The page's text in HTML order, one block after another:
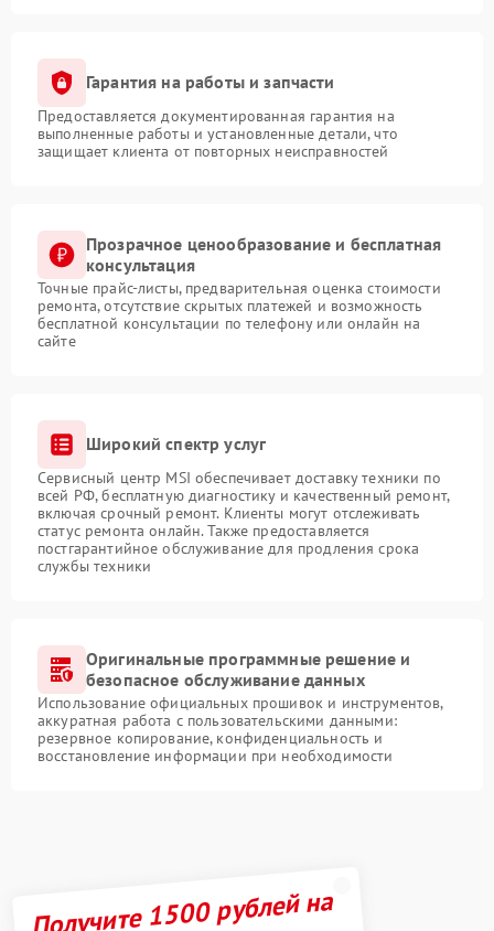
Гарантия на работы и запчасти
Предоставляется документированная гарантия на
выполненные работы и установленные детали, что
защищает клиента от повторных неисправностей
Прозрачное ценообразование и бесплатная
консультация
Точные прайс-листы, предварительная оценка стоимости
ремонта, отсутствие скрытых платежей и возможность
бесплатной консультации по телефону или онлайн на
сайте
Широкий спектр услуг
Сервисный центр MSI обеспечивает доставку техники по
всей РФ, бесплатную диагностику и качественный ремонт,
включая срочный ремонт. Клиенты могут отслеживать
статус ремонта онлайн. Также предоставляется
постгарантийное обслуживание для продления срока
службы техники
Оригинальные программные решение и
безопасное обслуживание данных
Использование официальных прошивок и инструментов,
аккуратная работа с пользовательскими данными:
резервное копирование, конфиденциальность и
восстановление информации при необходимости
Получите 1500 рублей на